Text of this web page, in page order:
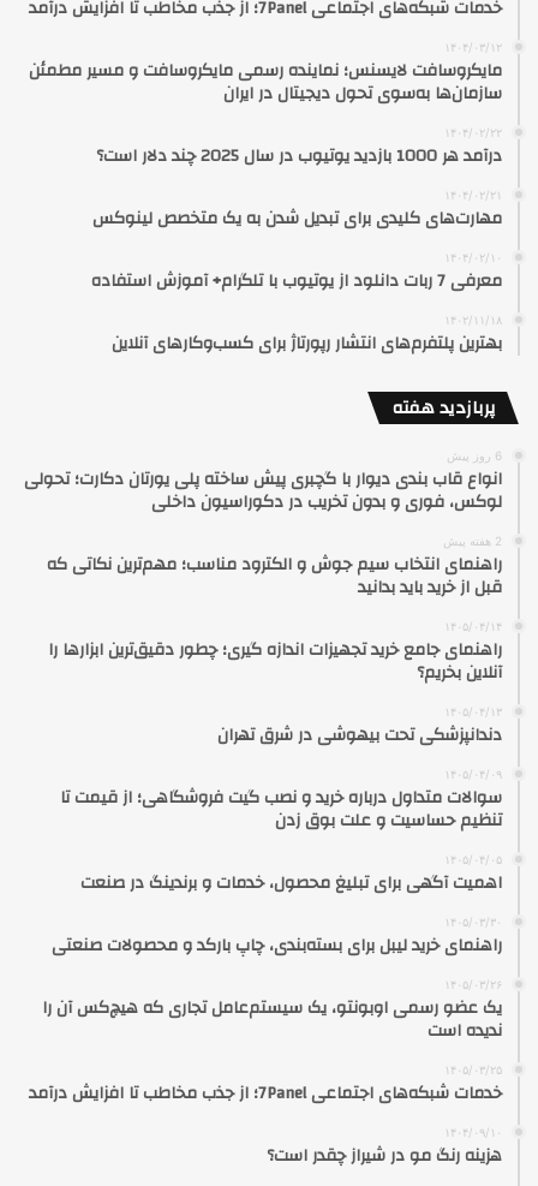
خدمات شبکه‌های اجتماعی 7Panel؛ از جذب مخاطب تا افزایش درآمد
۱۴۰۴/۰۳/۱۲
مایکروسافت لایسنس؛ نماینده رسمی مایکروسافت و مسیر مطمئن
سازمان‌ها به‌سوی تحول دیجیتال در ایران
۱۴۰۴/۰۲/۲۲
درآمد هر 1000 بازدید یوتیوب در سال 2025 چند دلار است؟
۱۴۰۴/۰۲/۲۱
مهارت‌های کلیدی برای تبدیل شدن به یک متخصص لینوکس
۱۴۰۴/۰۲/۱۰
معرفی 7 ربات دانلود از یوتیوب با تلگرام+ آموزش استفاده
۱۴۰۲/۱۱/۱۸
بهترین پلتفرم‌های انتشار رپورتاژ برای کسب‌وکارهای آنلاین
پربازدید هفته
6 روز پیش
انواع قاب بندی دیوار با گچبری پیش ساخته پلی یورتان دکارت؛ تحولی
لوکس، فوری و بدون تخریب در دکوراسیون داخلی
2 هفته پیش
راهنمای انتخاب سیم جوش و الکترود مناسب؛ مهم‌ترین نکاتی که
قبل از خرید باید بدانید
۱۴۰۵/۰۴/۱۴
راهنمای جامع خرید تجهیزات اندازه گیری؛ چطور دقیق‌ترین ابزارها را
آنلاین بخریم؟
۱۴۰۵/۰۴/۱۳
دندانپزشکی تحت بیهوشی در شرق تهران
۱۴۰۵/۰۴/۰۹
سوالات متداول درباره خرید و نصب گیت فروشگاهی؛ از قیمت تا
تنظیم حساسیت و علت بوق زدن
۱۴۰۵/۰۴/۰۵
اهمیت آگهی برای تبلیغ محصول، خدمات و برندینگ در صنعت
۱۴۰۵/۰۳/۳۰
راهنمای خرید لیبل برای بسته‌بندی، چاپ بارکد و محصولات صنعتی
۱۴۰۵/۰۳/۲۶
یک عضو رسمی اوبونتو، یک سیستم‌عامل تجاری که هیچ‌کس آن را
ندیده است
۱۴۰۵/۰۳/۲۵
خدمات شبکه‌های اجتماعی 7Panel؛ از جذب مخاطب تا افزایش درآمد
۱۴۰۴/۰۹/۱۰
هزینه رنگ مو در شیراز چقدر است؟